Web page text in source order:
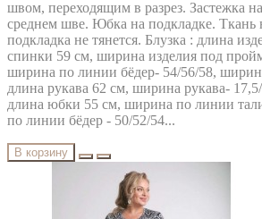
SODA
SOLOMEYA LUX
Svetlana-Style
TAIER
TEFFI
TENSI
test_producer
TEZA
VESNALETTO
VILENA FASHION
VITTORIA QUEEN
БелЭльСтиль
ОРХИДЕЯ
швом, переходящим в разрез. Застежка
среднем шве. Юбка на подкладке. Ткань
подкладка не тянется. Блузка : длина
спинки 59 см, ширина изделия под
ширина по линии бёдер- 54/56/58,
длина рукава 62 см, ширина рукава-
длина юбки 55 см, ширина по линии
по линии бёдер - 50/52/54...
В корзину